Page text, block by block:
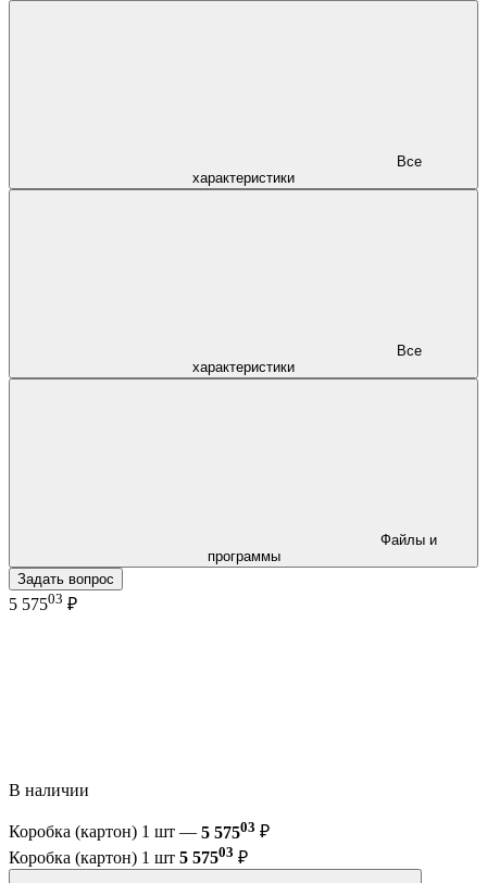
характеристики
характеристики
программы
Задать вопрос
5 57503 ₽
В наличии
Коробка (картон) 1 шт — 5 57503 ₽
Коробка (картон) 1 шт 5 57503 ₽